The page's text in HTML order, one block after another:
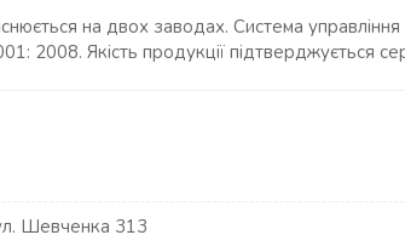
на двох заводах. Система
2008. Якість продукції підтверджується
Шевченка 313